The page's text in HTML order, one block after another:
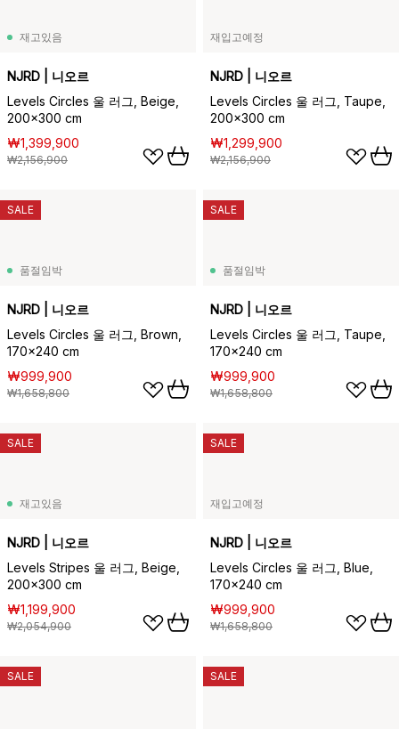
재고있음
NJRD | 니오르
Levels Circles 울 러그, Beige,
200x300 cm
₩1,399,900
₩2,156,900
재입고예정
NJRD | 니오르
Levels Circles 울 러그, Taupe,
200x300 cm
₩1,299,900
₩2,156,900
품절임박
NJRD | 니오르
Levels Circles 울 러그, Brown,
170x240 cm
₩999,900
₩1,658,800
SALE
품절임박
NJRD | 니오르
Levels Circles 울 러그, Taupe,
170x240 cm
₩999,900
₩1,658,800
SALE
재고있음
NJRD | 니오르
Levels Stripes 울 러그, Beige,
200x300 cm
₩1,199,900
₩2,054,900
SALE
재입고예정
NJRD | 니오르
Levels Circles 울 러그, Blue,
170x240 cm
₩999,900
₩1,658,800
SALE
SALE SALE